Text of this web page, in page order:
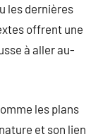
les dernières
offrent une
à aller au-
les plans
et son lien